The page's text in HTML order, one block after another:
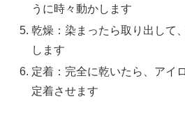
うに時々動かします
乾燥：染まったら取り出して
します
定着：完全に乾いたら、アイ
定着させます